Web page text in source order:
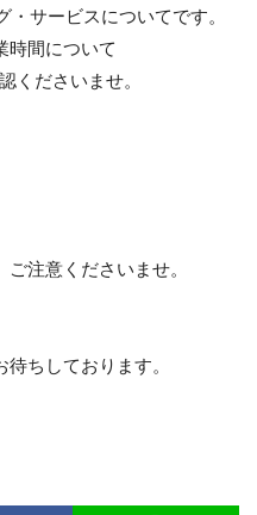
サービスについてです。
時間について
くださいませ。
注意くださいませ。
ちしております。